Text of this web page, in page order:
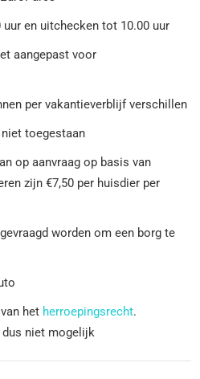
en uitchecken tot 10.00 uur
aangepast voor
per vakantieverblijf verschillen
toegestaan
op aanvraag op basis van
zijn €7,50 per huisdier per
worden om een borg te
het herroepingsrecht.
dus niet mogelijk